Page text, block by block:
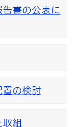
書の公表に
置の検討
組